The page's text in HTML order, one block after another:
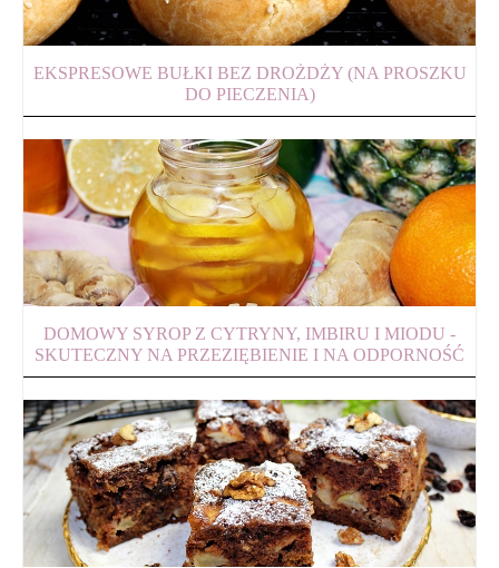
EKSPRESOWE BUŁKI BEZ DROŻDŻY (NA PROSZKU
DO PIECZENIA)
DOMOWY SYROP Z CYTRYNY, IMBIRU I MIODU -
SKUTECZNY NA PRZEZIĘBIENIE I NA ODPORNOŚĆ